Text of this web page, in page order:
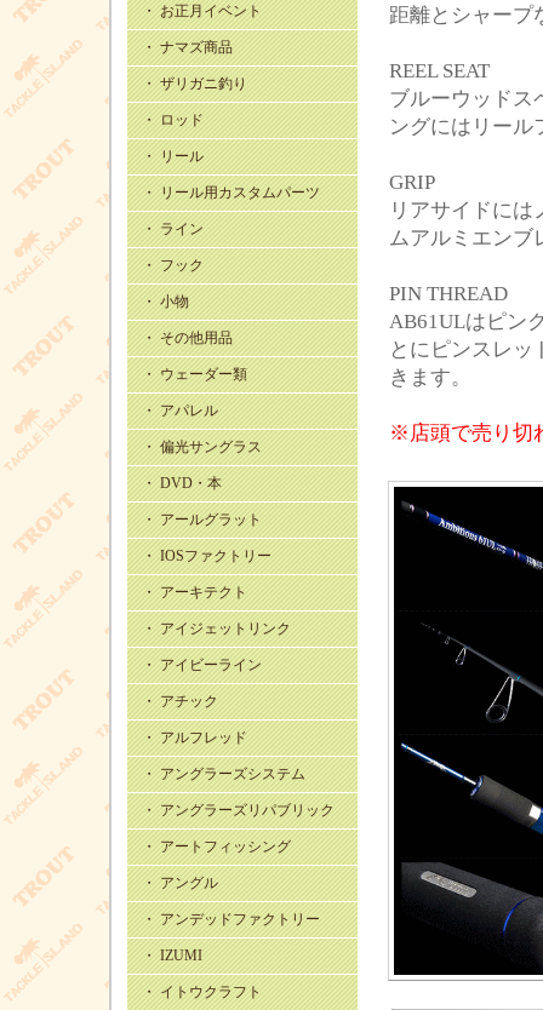
・ お正月イベント
・ ナマズ商品
・ ザリガニ釣り
・ ロッド
・ リール
・ リール用カスタムパーツ
・ ライン
・ フック
・ 小物
・ その他用品
・ ウェーダー類
・ アパレル
・ 偏光サングラス
・ DVD・本
・ アールグラット
・ IOSファクトリー
・ アーキテクト
・ アイジェットリンク
・ アイビーライン
・ アチック
・ アルフレッド
・ アングラーズシステム
・ アングラーズリパブリック
・ アートフィッシング
・ アングル
・ アンデッドファクトリー
・ IZUMI
・ イトウクラフト
距離とシャープ
REEL SEAT
ブルーウッドス
ングにはリール
GRIP
リアサイドに
ムアルミエンブ
PIN THREAD
AB61ULはピン
とにピンスレ
きます。
※店頭で売り切